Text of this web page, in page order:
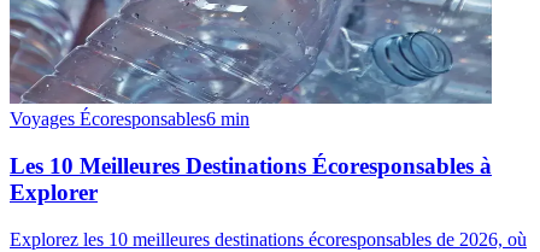
Voyages Écoresponsables6 min
Les 10 Meilleures Destinations Écoresponsables à
Explorer
Explorez les 10 meilleures destinations écoresponsables de 2026, où